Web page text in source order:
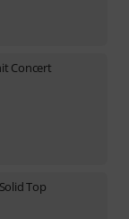
Concert
Top